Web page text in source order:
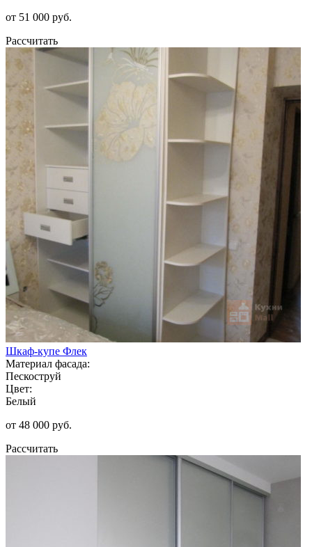
от 51 000 руб.
Рассчитать
Шкаф-купе Флек
Материал фасада:
Пескоструй
Цвет:
Белый
от 48 000 руб.
Рассчитать